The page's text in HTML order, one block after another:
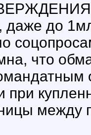
даже до
что
между